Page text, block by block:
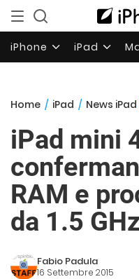
iPhone iPad
Home / iPad / News iPad
iPad mini
RAM e
da 1.5 GHz
Fabio Padula
16 Settembre 2015